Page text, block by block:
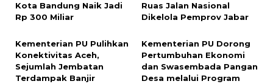
Kota Bandung Naik Jadi
Rp 300 Miliar
Ruas Jalan Nasional
Dikelola Pemprov Jabar
Kementerian PU Pulihkan
Konektivitas Aceh,
Sejumlah Jembatan
Terdampak Banjir
Kementerian PU Dorong
Pertumbuhan Ekonomi
dan Swasembada Pangan
Desa melalui Program